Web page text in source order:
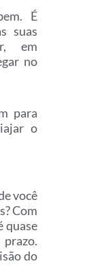
É
suas
em
no
para
o
você
Com
quase
do